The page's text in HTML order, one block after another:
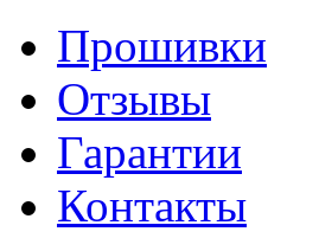
Прошивки
Отзывы
Гарантии
Контакты